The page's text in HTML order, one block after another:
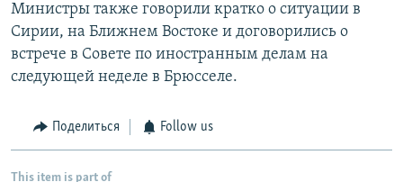
Министры также говорили кратко о ситуации в
Сирии, на Ближнем Востоке и договорились о
встрече в Совете по иностранным делам на
следующей неделе в Брюсселе.
Поделиться Follow us
This item is part of